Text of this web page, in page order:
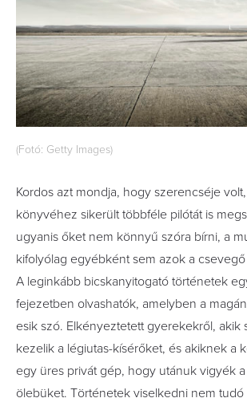
(Fotó: Getty Images)
Kordos azt mondja, hogy szerencséje
könyvéhez sikerült többféle pilótát is
ugyanis őket nem könnyű szóra bírni, a
kifolyólag egyébként sem azok a
A leginkább bicskanyitogató történetek
fejezetben olvashatók, amelyben a
esik szó. Elkényeztetett gyerekekről, akik
kezelik a légiutas-kísérőket, és akiknek a
egy üres privát gép, hogy utánuk vigyék
ölebüket. Történetek viselkedni nem